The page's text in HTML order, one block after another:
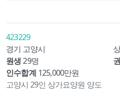
423229
경기 고양시
원생 29명
인수합계 125,000만원
고양시 29인 상가요양원 양도